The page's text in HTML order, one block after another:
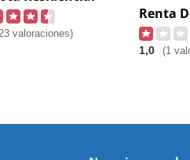
valoraciones)
1,0 (1